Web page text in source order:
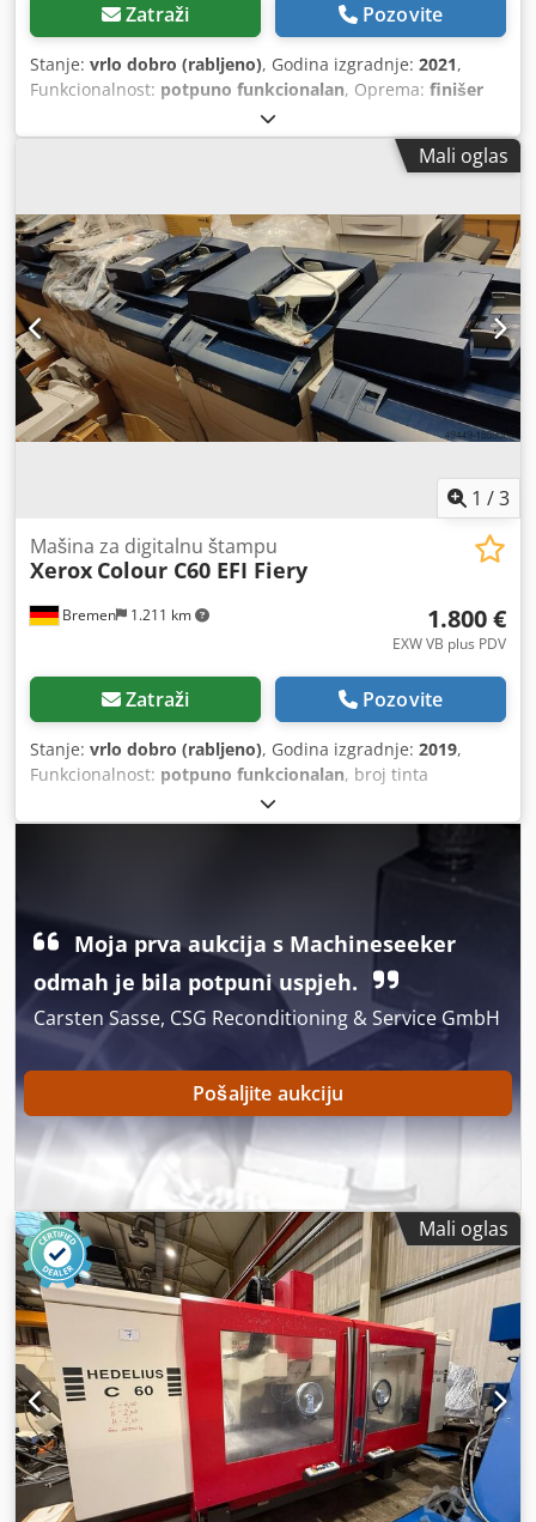
Zatraži Pozovite
Stanje: vrlo dobro (rabljeno), Godina izgradnje: 2021,
Funkcionalnost: potpuno funkcionalan, Oprema: finišer
brošura, raster slike procesor
Mali oglas
1 /3
Bremen 1.211 km
Mašina za digitalnu štampu
Xerox Colour C60 EFI Fiery
1.800 €
EXW VB plus PDV
Zatraži Pozovite
Stanje: vrlo dobro (rabljeno), Godina izgradnje: 2019,
Funkcionalnost: potpuno funkcionalan, broj tinta
, godina posljednjeg generalnog remonta:
vrsta ulazne struje:Klima uređaj, ukupna masa:350 kg,
Moja prva aukcija s Machineseeker
odmah je bila potpuni uspjeh.
Carsten Sasse, CSG Reconditioning & Service GmbH
Pošaljite aukciju
Mali oglas